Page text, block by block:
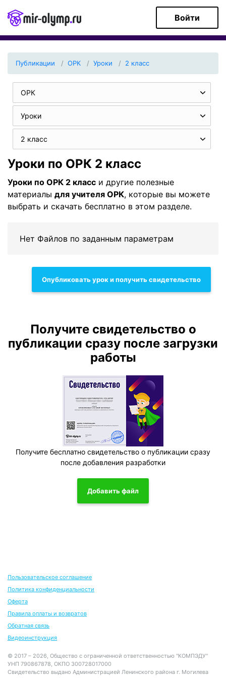
Войти
Публикации ОРК Уроки 2 класс
ОРК
Уроки
2 класс
Уроки по ОРК 2 класс
Уроки по ОРК 2 класс и другие полезные
материалы для учителя ОРК, которые вы можете
выбрать и скачать бесплатно в этом разделе.
Нет Файлов по заданным параметрам
Опубликовать урок и получить свидетельство
Получите свидетельство о
публикации сразу после загрузки
работы
Получите бесплатно свидетельство о публикации сразу
после добавления разработки
Добавить файл
Пользовательское соглашение
Политика конфиденциальности
Оферта
Правила оплаты и возвратов
Обратная связь
Видеоинструкция
© 2017 – 2026, Общество с ограниченной ответственностью "КОМПЭДУ"
УНП 790867878, ОКПО 300728017000
Свидетельство выдано Администрацией Ленинского района г. Могилева